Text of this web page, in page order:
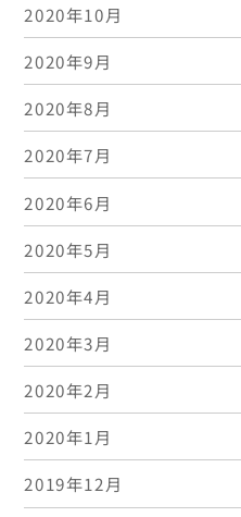
2020年10月
2020年9月
2020年8月
2020年7月
2020年6月
2020年5月
2020年4月
2020年3月
2020年2月
2020年1月
2019年12月